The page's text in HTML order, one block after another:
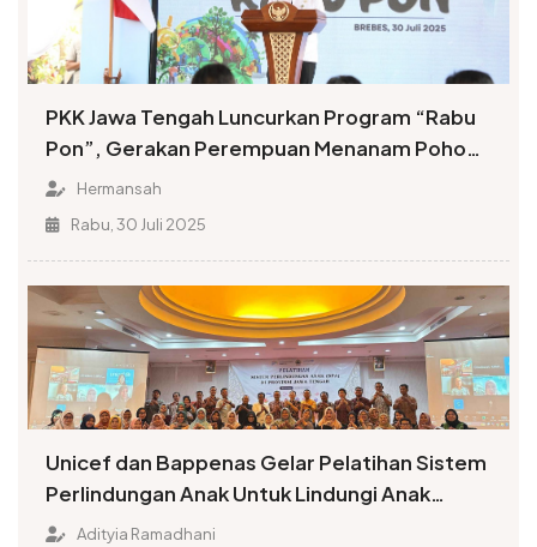
PKK Jawa Tengah Luncurkan Program “Rabu
Pon”, Gerakan Perempuan Menanam Pohon
dan Wujud Ketahanan Pangan
Hermansah
Rabu, 30 Juli 2025
Unicef dan Bappenas Gelar Pelatihan Sistem
Perlindungan Anak Untuk Lindungi Anak
JatengAdityia Ramadhani